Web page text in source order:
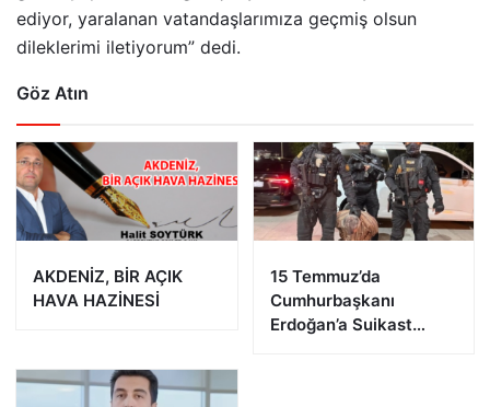
ediyor, yaralanan vatandaşlarımıza geçmiş olsun
dileklerimi iletiyorum” dedi.
Göz Atın
AKDENİZ, BİR AÇIK
HAVA HAZİNESİ
15 Temmuz’da
Cumhurbaşkanı
Erdoğan’a Suikast